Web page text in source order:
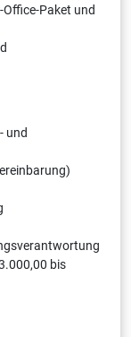
Paket und
und
bis